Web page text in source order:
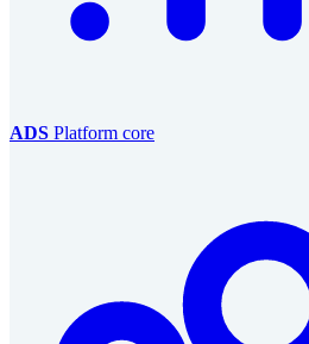
ADS Platform core